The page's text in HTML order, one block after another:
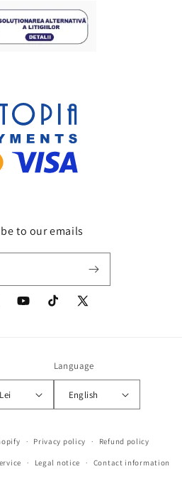
to our emails
YouTubeTikTok
X
Romania | RON Lei
Language
English
methods
Privacy policy Refund policy
Legal notice Contact information